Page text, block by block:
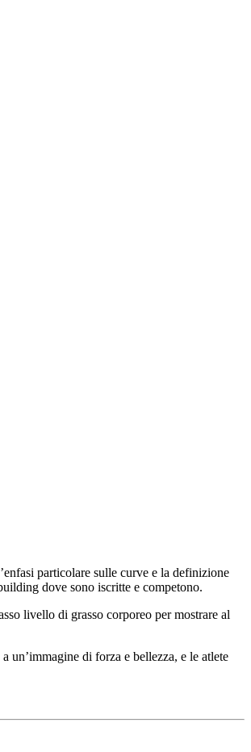
particolare sulle curve e la definizione
dove sono iscritte e competono.
livello di grasso corporeo per mostrare al
un’immagine di forza e bellezza, e le atlete